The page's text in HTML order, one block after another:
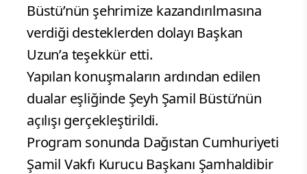
Büstü’nün şehrimize kazandırılmasına
verdiği desteklerden dolayı Başkan
Uzun’a teşekkür etti.
Yapılan konuşmaların ardından edilen
dualar eşliğinde Şeyh Şamil Büstü’nün
açılışı gerçekleştirildi.
Program sonunda Dağıstan Cumhuriyeti
Şamil Vakfı Kurucu Başkanı Şamhaldibir